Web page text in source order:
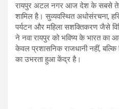
रायपुर अटल नगर आज देश के सबसे तेजी
शामिल है। सुव्यवस्थित अधोसंरचना,
पर्यटन और महिला सशक्तिकरण जैसे
ने नवा रायपुर को भविष्य के भारत का
केवल प्रशासनिक राजधानी नहीं,
का उभरता हुआ केंद्र है।